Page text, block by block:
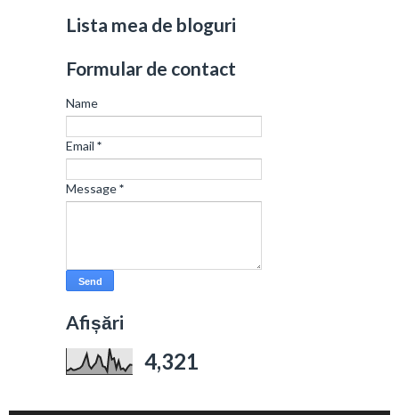
Lista mea de bloguri
Formular de contact
Name
Email *
Message*
Afișări
4,321